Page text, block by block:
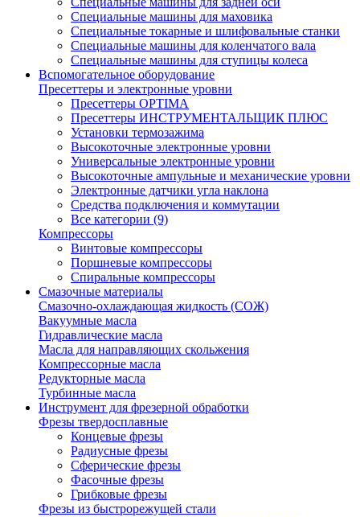
Специальные машины для маховика
Специальные токарные и шлифовальные станки
Специальные машины для коленчатого вала
Специальные машины для ступицы колеса
Вспомогательное оборудование
Пресеттеры и электронные уровни
Пресеттеры OPTIMA
Пресеттеры ИНСТРУМЕНТАЛЬЩИК ПЛЮС
Установки термозажима
Высокоточные электронные уровни
Универсальные электронные уровни
Высокоточные ампульные и механические уровни
Электронные датчики угла наклона
Средства подключения и коммутации
Все категории (9)
Компрессоры
Винтовые компрессоры
Поршневые компрессоры
Спиральные компрессоры
Смазочные материалы
Смазочно-охлаждающая жидкость (СОЖ)
Вакуумные масла
Гидравлические масла
Масла для направляющих скольжения
Компрессорные масла
Редукторные масла
Турбинные масла
Инструмент для фрезерной обработки
Фрезы твердосплавные
Концевые фрезы
Радиусные фрезы
Сферические фрезы
Фасочные фрезы
Грибковые фрезы
Фрезы из быстрорежущей стали